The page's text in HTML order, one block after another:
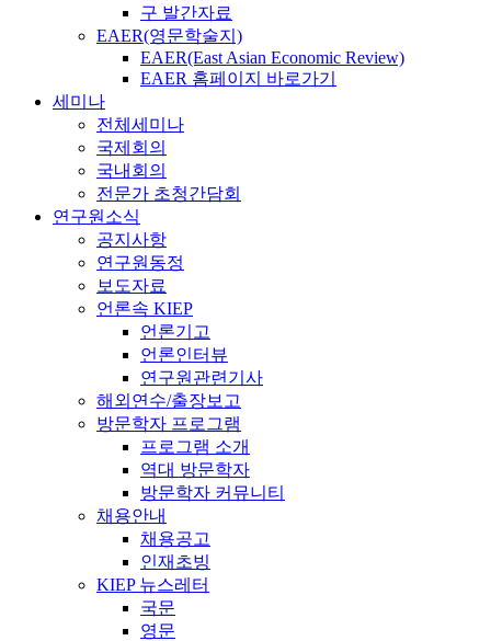
구 발간자료
EAER(영문학술지)
EAER(East Asian Economic Review)
EAER 홈페이지 바로가기
세미나
전체세미나
국제회의
국내회의
전문가 초청간담회
연구원소식
공지사항
연구원동정
보도자료
언론속 KIEP
언론기고
언론인터뷰
연구원관련기사
해외연수/출장보고
방문학자 프로그램
프로그램 소개
역대 방문학자
방문학자 커뮤니티
채용안내
채용공고
인재초빙
KIEP 뉴스레터
국문
영문